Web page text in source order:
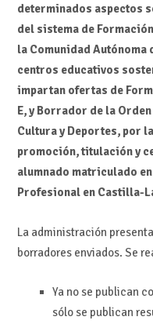
determinados aspectos
del sistema de
la Comunidad Autónoma
centros educativos
impartan ofertas de
E, y Borrador de la
Cultura y Deportes, por
promoción, titulación y
alumnado matriculado
Profesional en Castilla-
La administración
borradores enviados. Se
Ya no se publican
sólo se publican